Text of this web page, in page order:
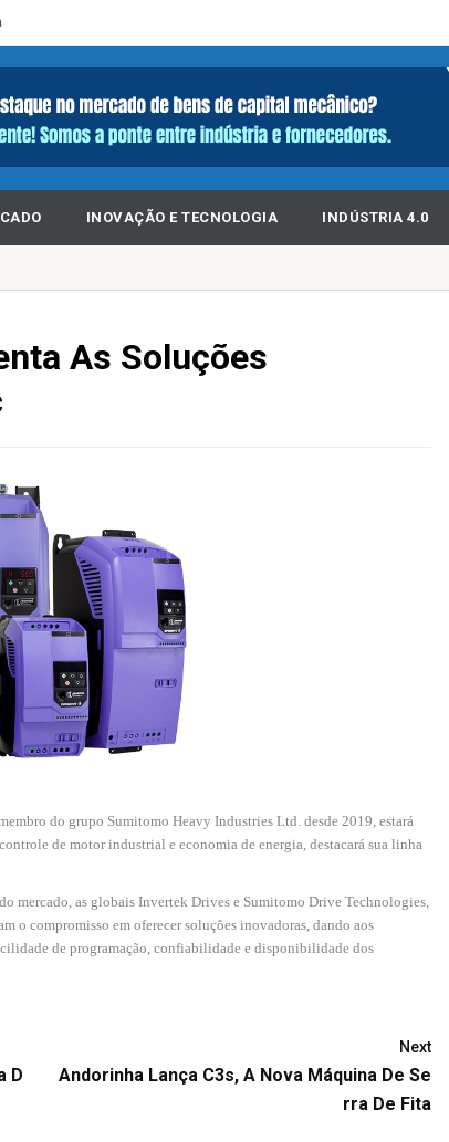
INOVAÇÃO E TECNOLOGIA INDÚSTRIA 4.0
As Soluções
do grupo Sumitomo Heavy Industries Ltd. desde 2019, estará
de motor industrial e economia de energia, destacará sua linha
mercado, as globais Invertek Drives e Sumitomo Drive Technologies,
o compromisso em oferecer soluções inovadoras, dando aos
de programação, confiabilidade e disponibilidade dos
D
Next
Andorinha Lança C3s, A Nova Máquina De Se
Rra De Fita